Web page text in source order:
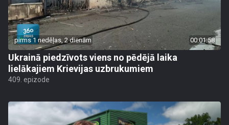
pirms 1 nedēļas, 2 dienām 00:01:58
Ukrainā piedzīvots viens no pēdējā laika
lielākajiem Krievijas uzbrukumiem
409. epizode